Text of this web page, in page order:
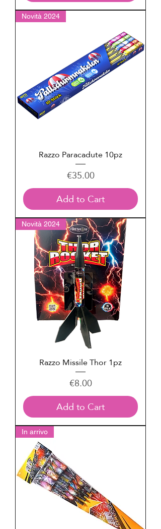
Novità 2024
Razzo Paracadute 10pz
Price
€35.00
Add to Cart
Novità 2024
Razzo Missile Thor 1pz
Price
€8.00
Add to Cart
In arrivo